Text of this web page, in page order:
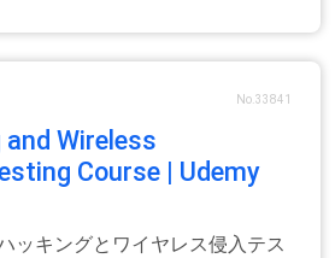
No.33841
Wireless
Course | Udemy
ッキングとワイヤレス侵入テス